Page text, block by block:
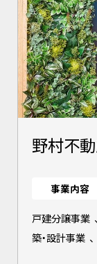
野村不
事業内容
戸建分譲事業 、
築・設計事業 、